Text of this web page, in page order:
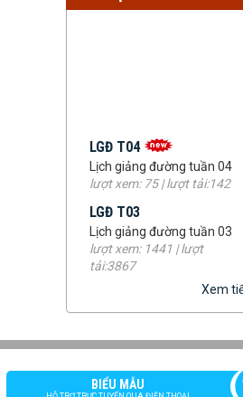
Lịch giảng đường tuần 04
lượt xem: 75 | lượt tải:142
LGĐ T03
Lịch giảng đường tuần 03
lượt xem: 1441 | lượt
tải:3867
LGĐ T02
Lịch giảng đường tuần 02
lượt xem: 1196 | lượt
LGT 01
Lịch giảng đường tuần 01
lượt xem: 1348 | lượt
Xem
BIỂU MẪU